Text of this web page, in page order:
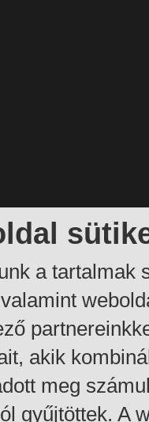
a tartalmak
akik
meg
gyűjtöttek. A